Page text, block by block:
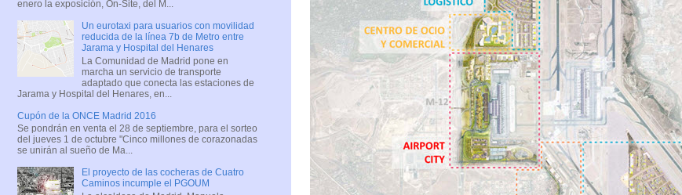
enero la exposición, On-Site, del M...
Un eurotaxi para usuarios con movilidad
reducida de la línea 7b de Metro entre
Jarama y Hospital del Henares
La Comunidad de Madrid pone en
marcha un servicio de transporte
adaptado que conecta las estaciones de
Jarama y Hospital del Henares, en...
Cupón de la ONCE Madrid 2016
Se pondrán en venta el 28 de septiembre, para el sorteo
del jueves 1 de octubre "Cinco millones de corazonadas
se unirán al sueño de Ma...
El proyecto de las cocheras de Cuatro
Caminos incumple el PGOUM